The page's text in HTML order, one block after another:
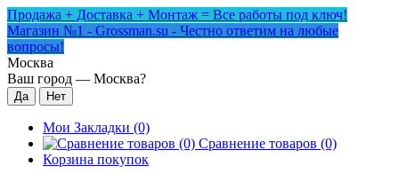
Продажа + Доставка + Монтаж = Все работы под ключ!
Магазин №1 - Grossman.su - Честно ответим на любые
вопросы!
Москва
Ваш город — Москва?
Мои Закладки (0)
Сравнение товаров (0)
Корзина покупок